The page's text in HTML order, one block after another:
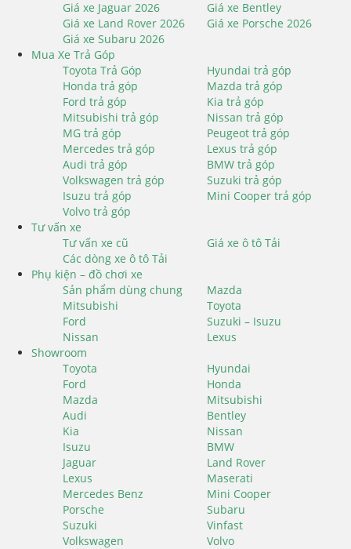
Giá xe Jaguar 2026
Giá xe Bentley
Giá xe Land Rover 2026
Giá xe Porsche 2026
Giá xe Subaru 2026
Mua Xe Trả Góp
Toyota Trả Góp
Hyundai trả góp
Honda trả góp
Mazda trả góp
Ford trả góp
Kia trả góp
Mitsubishi trả góp
Nissan trả góp
MG trả góp
Peugeot trả góp
Mercedes trả góp
Lexus trả góp
Audi trả góp
BMW trả góp
Volkswagen trả góp
Suzuki trả góp
Isuzu trả góp
Mini Cooper trả góp
Volvo trả góp
Tư vấn xe
Tư vấn xe cũ
Giá xe ô tô Tải
Các dòng xe ô tô Tải
Phụ kiện – đồ chơi xe
Sản phẩm dùng chung
Mazda
Mitsubishi
Toyota
Ford
Suzuki – Isuzu
Nissan
Lexus
Showroom
Toyota
Hyundai
Ford
Honda
Mazda
Mitsubishi
Audi
Bentley
Kia
Nissan
Isuzu
BMW
Jaguar
Land Rover
Lexus
Maserati
Mercedes Benz
Mini Cooper
Porsche
Subaru
Suzuki
Vinfast
Volkswagen
Volvo